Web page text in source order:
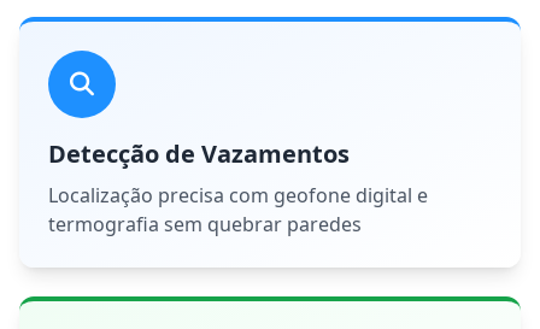
Detecção de Vazamentos
Localização precisa com geofone digital e
termografia sem quebrar paredes